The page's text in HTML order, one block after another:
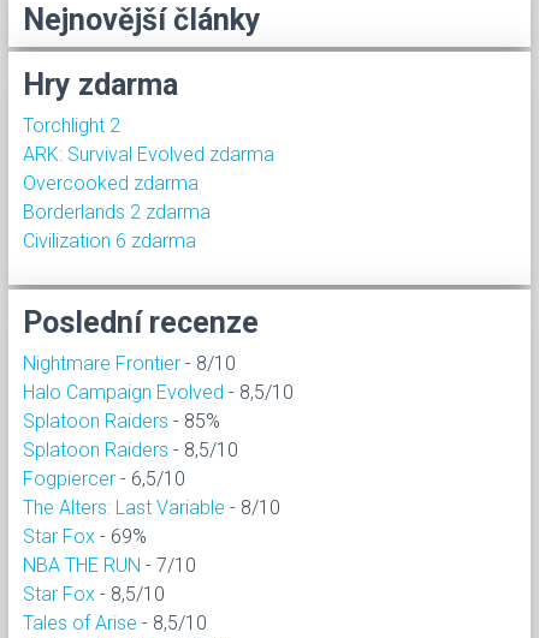
Nejnovější články
Hry zdarma
Torchlight 2
ARK: Survival Evolved zdarma
Overcooked zdarma
Borderlands 2 zdarma
Civilization 6 zdarma
Poslední recenze
Nightmare Frontier - 8/10
Halo Campaign Evolved - 8,5/10
Splatoon Raiders - 85%
Splatoon Raiders - 8,5/10
Fogpiercer - 6,5/10
The Alters: Last Variable - 8/10
Star Fox - 69%
NBA THE RUN - 7/10
Star Fox - 8,5/10
Tales of Arise - 8,5/10